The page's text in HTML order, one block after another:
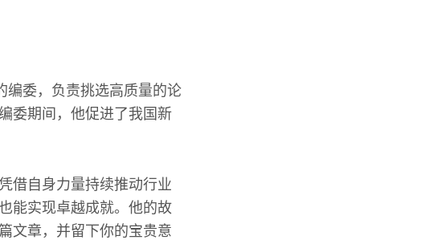
编委，负责挑选高质量的论
委期间，他促进了我国新
借自身力量持续推动行业
能实现卓越成就。他的故
文章，并留下你的宝贵意